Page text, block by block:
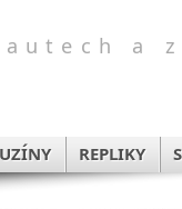
autech a
REPLIKY